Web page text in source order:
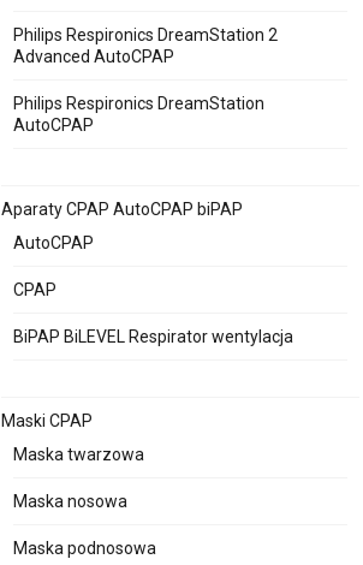
Philips Respironics DreamStation 2
Advanced AutoCPAP
Philips Respironics DreamStation
AutoCPAP
Aparaty CPAP AutoCPAP biPAP
AutoCPAP
CPAP
BiPAP BiLEVEL Respirator wentylacja
Maski CPAP
Maska twarzowa
Maska nosowa
Maska podnosowa